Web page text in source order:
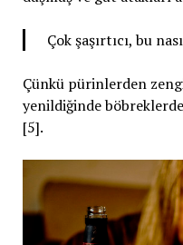
Çok şaşırtıcı, bu
Çünkü pürinlerden
yenildiğinde
[5].